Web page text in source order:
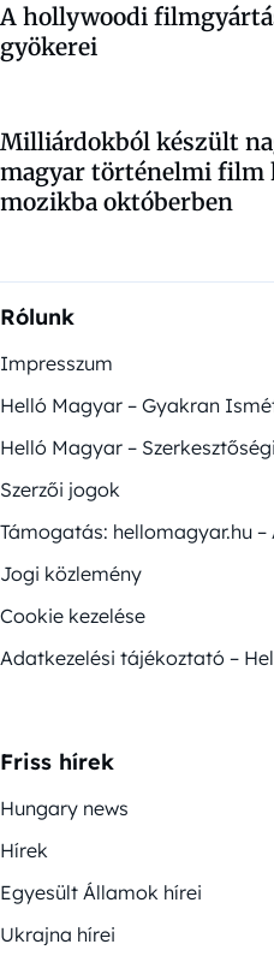
A hollywoodi
gyökerei
Milliárdokból készült
magyar történelmi film
mozikba októberben
Rólunk
Impresszum
Helló Magyar – Gyakran
Helló Magyar –
Szerzői jogok
Támogatás: hellomagyar.hu –
Jogi közlemény
Cookie kezelése
Adatkezelési tájékoztató –
Friss hírek
Hungary news
Hírek
Egyesült Államok hírei
Ukrajna hírei